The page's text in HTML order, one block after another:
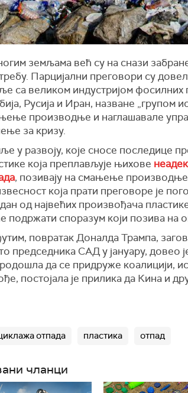
им земљама већ су на снази
Парцијални преговори су
са великом индустријом фосилних
Русија и Иран, назване „групом
производње и наглашавале
за кризу.
у развоју, које сносе последице
која преплављује њихове
, позивају на смањење
која прати преговоре је
од највећих произвођача
подржати споразум који позива на
повратак Доналда Трампа,
председника САД у јануару, довео
да се придруже коалицији,
постојала је прилика да Кина и
отпада пластика отпад
чланци